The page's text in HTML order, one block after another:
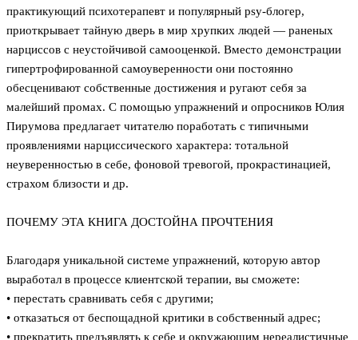
практикующий психотерапевт и популярный psy-блогер,
приоткрывает тайную дверь в мир хрупких людей — раненых
нарциссов с неустойчивой самооценкой. Вместо демонстрации
гипертрофированной самоуверенности они постоянно
обесценивают собственные достижения и ругают себя за
малейший промах. С помощью упражнений и опросников Юлия
Пирумова предлагает читателю поработать с типичными
проявлениями нарциссического характера: тотальной
неуверенностью в себе, фоновой тревогой, прокрастинацией,
страхом близости и др.
ПОЧЕМУ ЭТА КНИГА ДОСТОЙНА ПРОЧТЕНИЯ
Благодаря уникальной системе упражнений, которую автор
выработал в процессе клиентской терапии, вы сможете:
• перестать сравнивать себя с другими;
• отказаться от беспощадной критики в собственный адрес;
• прекратить предъявлять к себе и окружающим нереалистичные